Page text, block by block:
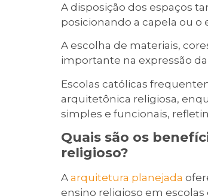
A disposição dos espaços
posicionando a capela ou
A escolha de materiais,
importante na expressão
Escolas católicas
arquitetônica religiosa,
simples e funcionais,
Quais são os
religioso?
A arquitetura planejada
ensino religioso em escolas